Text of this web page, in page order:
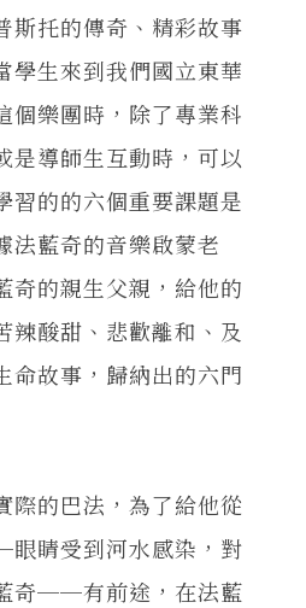
托的傳奇、精彩故事
學生來到我們國立東華
個樂團時，除了專業科
是導師生互動時，可以
習的的六個重要課題是
法藍奇的音樂啟蒙老
奇的親生父親，給他的
辣酸甜、悲歡離和、及
命故事，歸納出的六門
際的巴法，為了給他從
睛受到河水感染，對
奇──有前途，在法藍